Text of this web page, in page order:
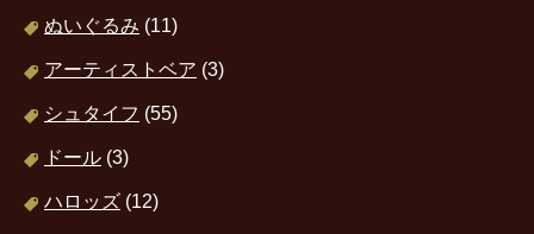
ぬいぐるみ (11)
アーティストベア (3)
シュタイフ (55)
ドール (3)
ハロッズ (12)